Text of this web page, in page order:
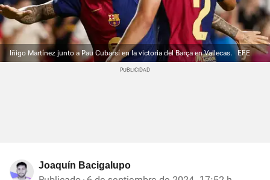
Iñigo Martínez junto a Pau Cubarsí en la victoria del Barça en Vallecas. EFE
Joaquín Bacigalupo